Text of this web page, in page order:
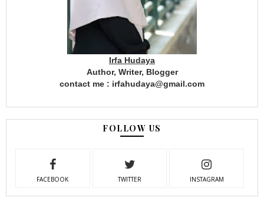
Irfa Hudaya
Author, Writer, Blogger
contact me : irfahudaya@gmail.com
FOLLOW US
FACEBOOK TWITTER INSTAGRAM